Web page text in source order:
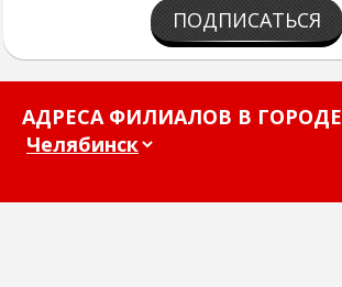
ПОДПИСАТЬСЯ
АДРЕСА ФИЛИАЛОВ В ГОРОДЕ